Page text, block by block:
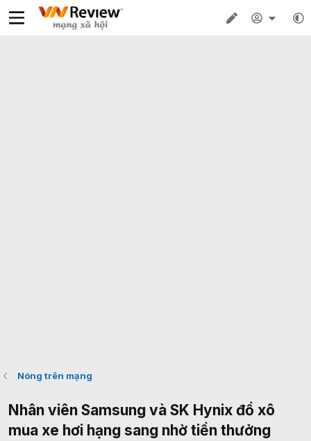
Nóng trên mạng
Nhân viên Samsung và SK Hynix đổ xô
mua xe hơi hạng sang nhờ tiền thưởng